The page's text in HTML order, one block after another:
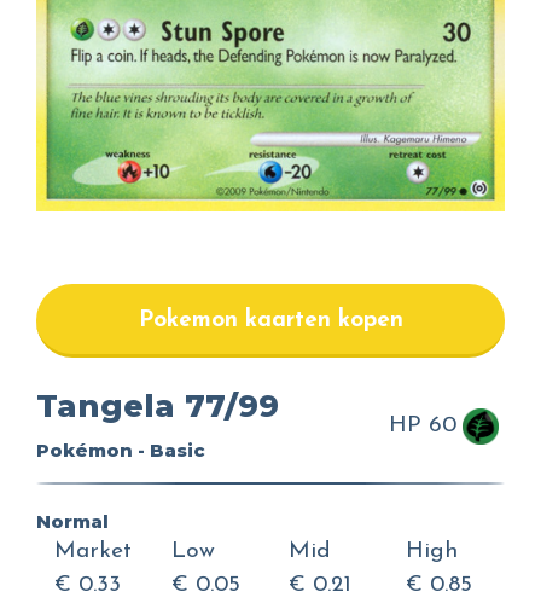
Pokemon kaarten kopen
Tangela 77/99
Pokémon - Basic
HP 60
Normal
Market
€ 0.33
Low
€ 0.05
Mid
€ 0.21
High
€ 0.85